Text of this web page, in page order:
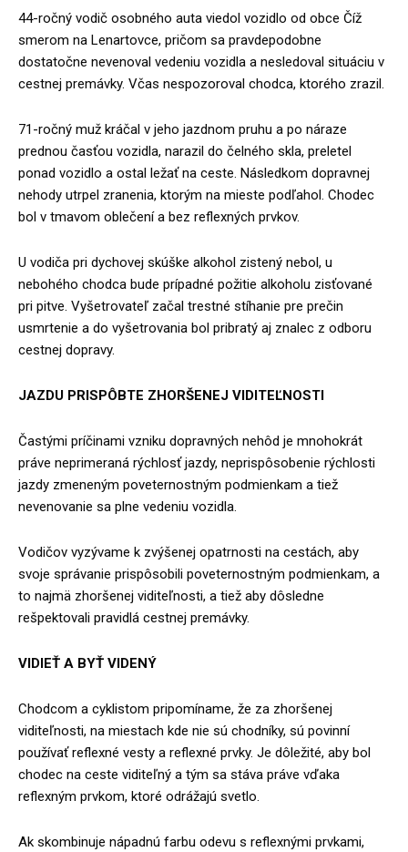
44-ročný vodič osobného auta viedol vozidlo od obce Číž
smerom na Lenartovce, pričom sa pravdepodobne
dostatočne nevenoval vedeniu vozidla a nesledoval situáciu v
cestnej premávky. Včas nespozoroval chodca, ktorého zrazil.
71-ročný muž kráčal v jeho jazdnom pruhu a po náraze
prednou časťou vozidla, narazil do čelného skla, preletel
ponad vozidlo a ostal ležať na ceste. Následkom dopravnej
nehody utrpel zranenia, ktorým na mieste podľahol. Chodec
bol v tmavom oblečení a bez reflexných prvkov.
U vodiča pri dychovej skúške alkohol zistený nebol, u
nebohého chodca bude prípadné požitie alkoholu zisťované
pri pitve. Vyšetrovateľ začal trestné stíhanie pre prečin
usmrtenie a do vyšetrovania bol pribratý aj znalec z odboru
cestnej dopravy.
JAZDU PRISPÔBTE ZHORŠENEJ VIDITEĽNOSTI
Častými príčinami vzniku dopravných nehôd je mnohokrát
práve neprimeraná rýchlosť jazdy, neprispôsobenie rýchlosti
jazdy zmeneným poveternostným podmienkam a tiež
nevenovanie sa plne vedeniu vozidla.
Vodičov vyzývame k zvýšenej opatrnosti na cestách, aby
svoje správanie prispôsobili poveternostným podmienkam, a
to najmä zhoršenej viditeľnosti, a tiež aby dôsledne
rešpektovali pravidlá cestnej premávky.
VIDIEŤ A BYŤ VIDENÝ
Chodcom a cyklistom pripomíname, že za zhoršenej
viditeľnosti, na miestach kde nie sú chodníky, sú povinní
používať reflexné vesty a reflexné prvky. Je dôležité, aby bol
chodec na ceste viditeľný a tým sa stáva práve vďaka
reflexným prvkom, ktoré odrážajú svetlo.
Ak skombinuje nápadnú farbu odevu s reflexnými prvkami,